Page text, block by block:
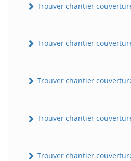
Trouver chantier
Trouver chantier
Trouver chantier
Trouver chantier
Trouver chantier